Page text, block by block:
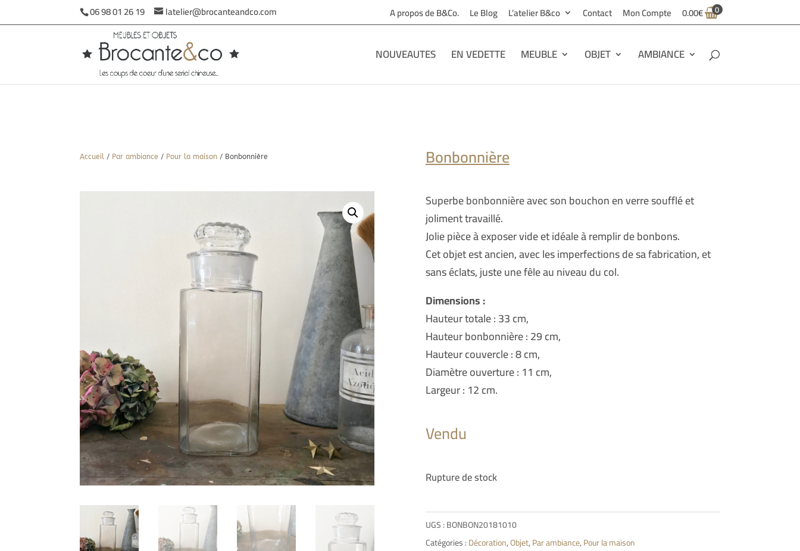
06 98 01 26 19 latelier@brocanteandco.com A propos de B&Co. Le Blog L’atelier B&co Contact Mon Compte 0.00€ 0
NOUVEAUTES EN VEDETTE MEUBLE OBJET AMBIANCE
Accueil / Par ambiance / Pour la maison / Bonbonnière Bonbonnière
Superbe bonbonnière avec son bouchon en verre soufflé et
joliment travaillé.
Jolie pièce à exposer vide et idéale à remplir de bonbons.
Cet objet est ancien, avec les imperfections de sa fabrication, et
sans éclats, juste une fêle au niveau du col.
Dimensions :
Hauteur totale : 33 cm,
Hauteur bonbonnière : 29 cm,
Hauteur couvercle : 8 cm,
Diamètre ouverture : 11 cm,
Largeur : 12 cm.
Vendu
Rupture de stock
UGS :BONBON20181010
Catégories :Décoration,Objet,Par ambiance,Pour la maison